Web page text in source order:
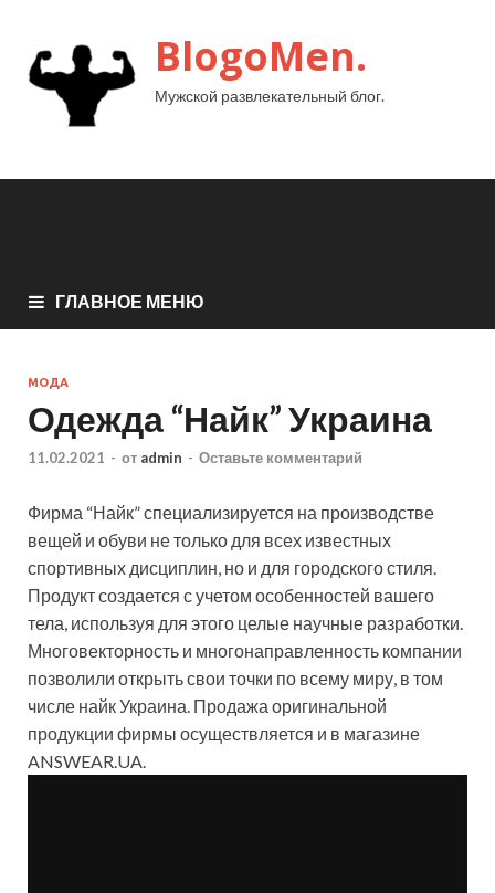
BlogoMen.
Мужской развлекательный блог.
ГЛАВНОЕ МЕНЮ
МОДА
Одежда “Найк” Украина
11.02.2021 - от admin - Оставьте комментарий
Фирма “Найк” специализируется на производстве
вещей и обуви не только для всех известных
спортивных дисциплин, но и для городского стиля.
Продукт создается с учетом особенностей вашего
тела, используя для этого целые научные разработки.
Многовекторность и многонаправленность компании
позволили открыть свои точки по всему миру, в том
числе найк Украина . Продажа оригинальной
продукции фирмы осуществляется и в магазине
ANSWEAR.UA.